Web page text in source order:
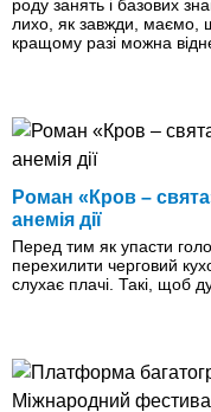
роду занять і базових
лихо, як завжди, маємо,
кращому разі можна
Роман «Кров –
анемія дії
Перед тим як упасти
перехилити черговий
слухає плачі. Такі, щоб